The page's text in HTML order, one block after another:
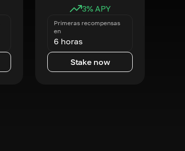
3% APY
Primeras recompensas
en
6 horas
Stake now